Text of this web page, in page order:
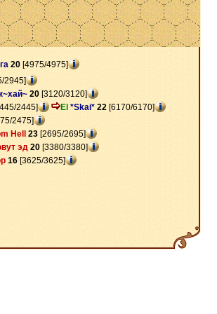
20 [4975/4975]
2945]
20 [3120/3120]
2445] El *Skai* 22 [6170/6170]
2475]
Hell 23 [2695/2695]
эд 20 [3380/3380]
16 [3625/3625]